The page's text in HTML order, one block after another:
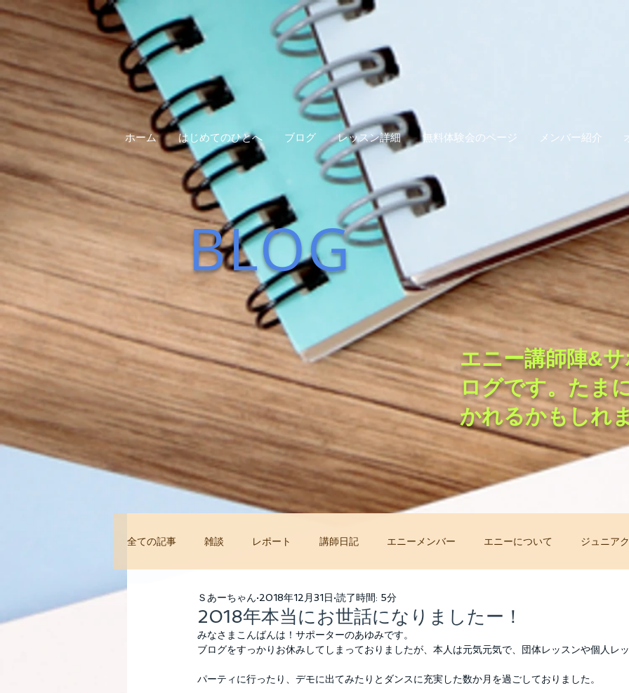
ホーム はじめてのひとへ ブログ レッスン詳細 無料体験会のページ メンバー紹介
BLOG
エニー講師陣&
ログです。たま
かれるかもしれ
全ての記事 雑談 レポート 講師日記 エニーメンバー エニーについて ジュニア
今すぐ始める コミュニティ 非常事態オンラインレッスン
2018年本当にお世話になりましたー！
Ｓあーちゃん 2018年12月31日 読了時間: 5分
みなさまこんばんは！サポーターのあゆみです。
ブログをすっかりお休みしてしまっておりましたが、本人は元気元気で、団体レッスンや個人レ
パーティに行ったり、デモに出てみたりとダンスに充実した数か月を過ごしておりました。